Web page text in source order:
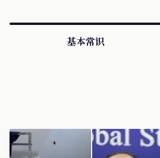
基本常识